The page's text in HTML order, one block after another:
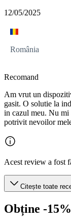
12/05/2025
România
Recomand
Am vrut un
gasit. O solutie la
in cazul meu. Nu mi
potrivit nevoilor
Acest review a fost
Citește toate
Obține -